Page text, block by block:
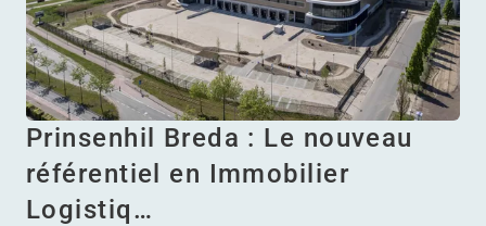
Prinsenhil Breda : Le nouveau
référentiel en Immobilier
Logistiq…